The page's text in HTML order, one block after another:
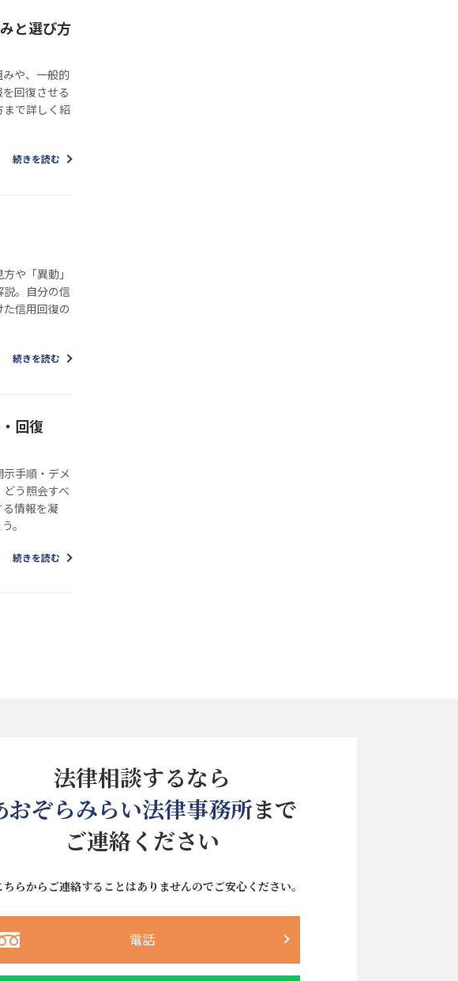
と選び方
や、一般的
回復させる
まで詳しく紹
続きを読む
や「異動」
。自分の信
信用回復の
続きを読む
回復
手順・デメ
う照会すべ
情報を凝
。
続きを読む
法律相談するなら
おぞらみらい法律事務所まで
ご連絡ください
らからご連絡することはありませんのでご安心ください。
電話